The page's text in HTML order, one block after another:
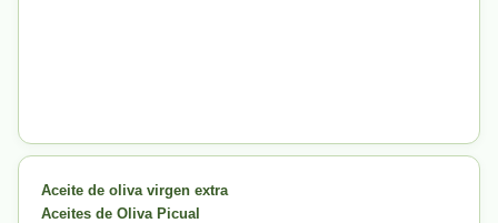
Aceite de oliva virgen extra
Aceites de Oliva Picual